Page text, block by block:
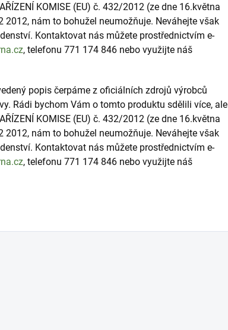
KOMISE (EU) č. 432/2012 (ze dne 16.května
2012, nám to bohužel neumožňuje. Neváhejte však
Kontaktovat nás můžete prostřednictvím e-
, telefonu 771 174 846 nebo využijte náš
popis čerpáme z oficiálních zdrojů výrobců
Rádi bychom Vám o tomto produktu sdělili více, ale
KOMISE (EU) č. 432/2012 (ze dne 16.května
2012, nám to bohužel neumožňuje. Neváhejte však
Kontaktovat nás můžete prostřednictvím e-
, telefonu 771 174 846 nebo využijte náš